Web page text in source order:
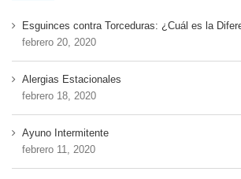
Esguinces contra Torceduras: ¿Cuál es la
febrero 20, 2020
Alergias Estacionales
febrero 18, 2020
Ayuno Intermitente
febrero 11, 2020